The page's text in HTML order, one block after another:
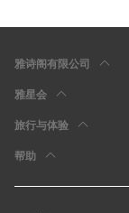
雅诗阁有限公司
雅星会
旅行与体验
帮助